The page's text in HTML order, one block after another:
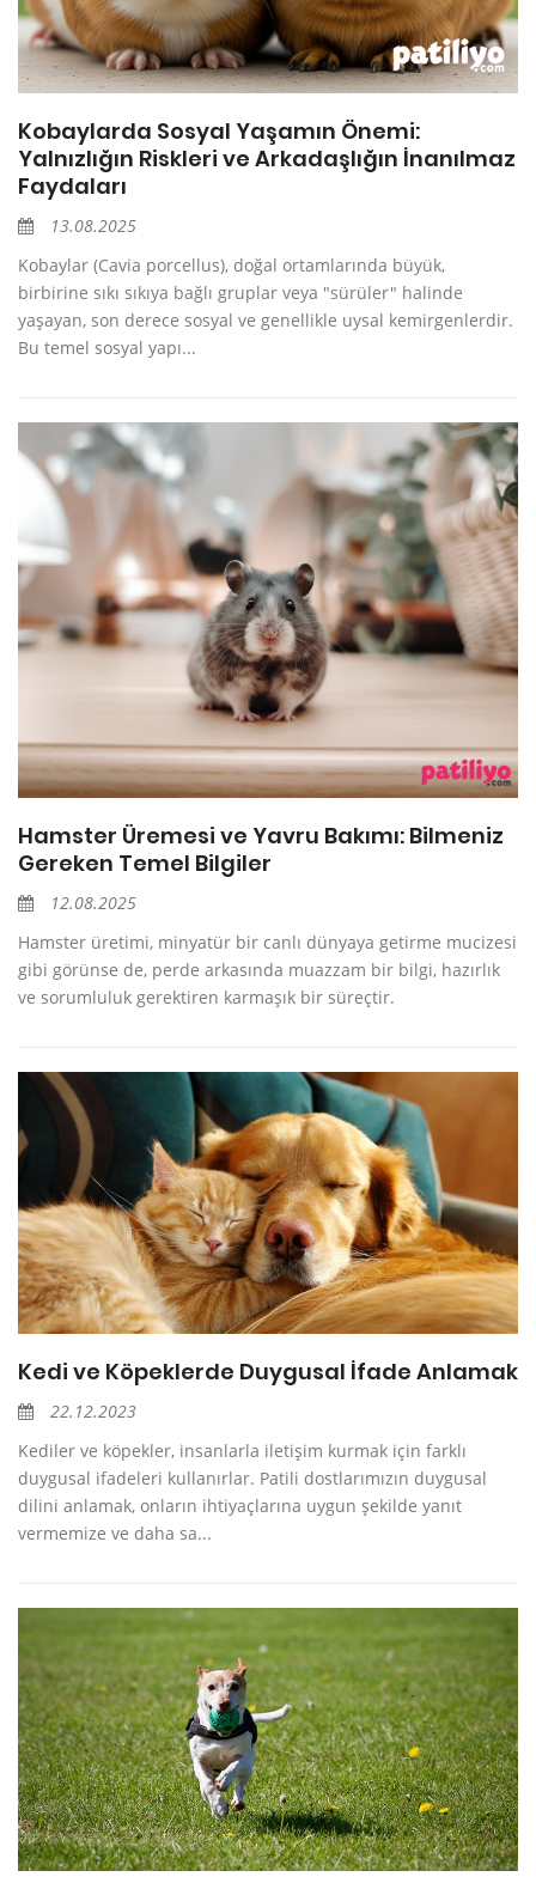
Kobaylarda Sosyal Yaşamın Önemi:
Yalnızlığın Riskleri ve Arkadaşlığın İnanılmaz
Faydaları
13.08.2025
Kobaylar (Cavia porcellus), doğal ortamlarında büyük,
birbirine sıkı sıkıya bağlı gruplar veya "sürüler" halinde
yaşayan, son derece sosyal ve genellikle uysal kemirgenlerdir.
Bu temel sosyal yapı...
Hamster Üremesi ve Yavru Bakımı: Bilmeniz
Gereken Temel Bilgiler
12.08.2025
Hamster üretimi, minyatür bir canlı dünyaya getirme mucizesi
gibi görünse de, perde arkasında muazzam bir bilgi, hazırlık
ve sorumluluk gerektiren karmaşık bir süreçtir.
Kedi ve Köpeklerde Duygusal İfade Anlamak
22.12.2023
Kediler ve köpekler, insanlarla iletişim kurmak için farklı
duygusal ifadeleri kullanırlar. Patili dostlarımızın duygusal
dilini anlamak, onların ihtiyaçlarına uygun şekilde yanıt
vermemize ve daha sa...